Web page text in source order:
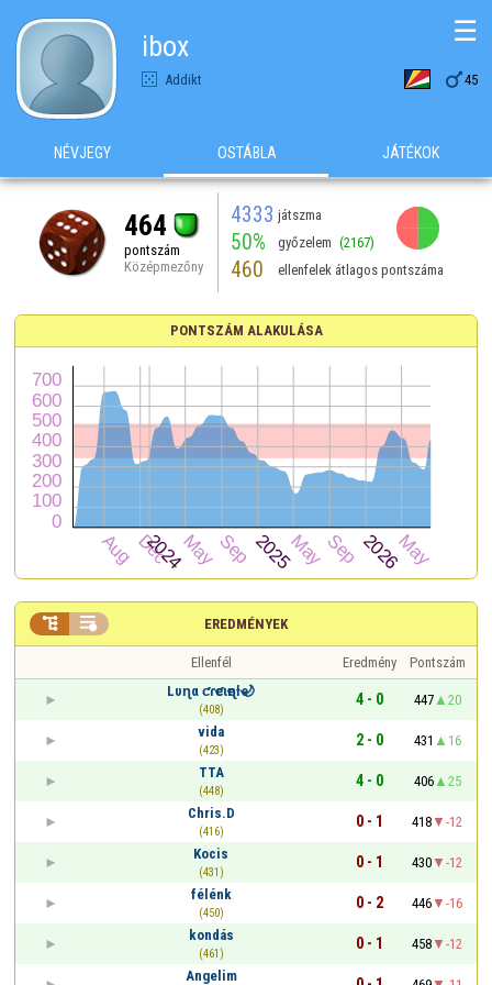
ibox
Addikt 45
☰
NÉVJEGY OSTÁBLA JÁTÉKOK
464
pontszám
Középmezőny
4333 játszma
50% győzelem (2167)
460 ellenfelek átlagos pontszáma
PONTSZÁM ALAKULÁSA
EREDMÉNYEK
 
Ellenfél Eredmény
Pontszám
Lυɳα ƈɾҽƈιҽɳƚҽ🌙
(408)
4 - 0 447
20
vida
(423)
2 - 0 431
16
TTA
(448)
4 - 0 406
25
Chris.D
(416)
0 - 1 418
-12
Kocis
(431)
0 - 1 430
-12
félénk
(450)
0 - 2 446
-16
kondás
(461)
0 - 1 458
-12
Angelim